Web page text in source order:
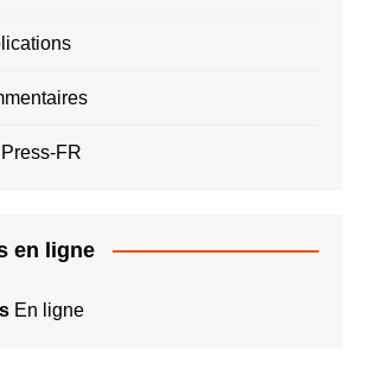
FR
en ligne
En ligne